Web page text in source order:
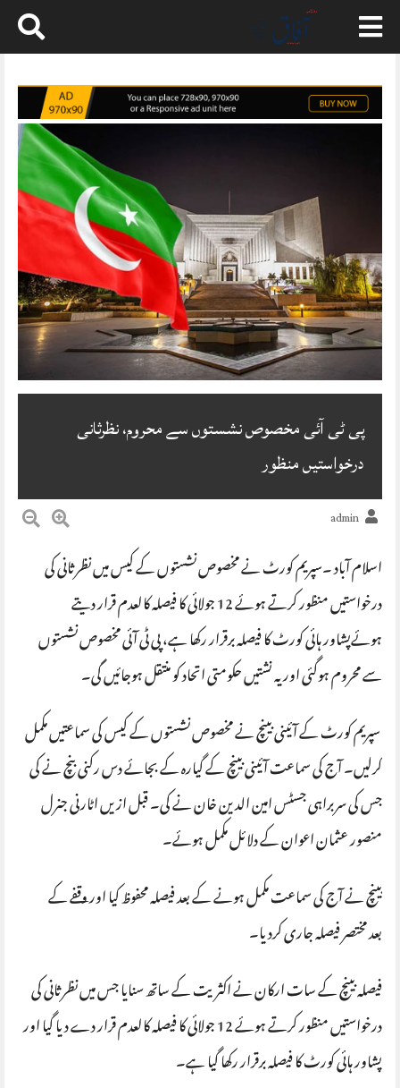
Skip
content
پی ٹی آئی مخصوص نشستوں سے محروم، نظرثانی
درخواستیں منظور
admin
اسلام آباد ۔سپریم کورٹ نے مخصوص نشستوں کے کیس میں نظرثانی کی
درخواستیں منظور کرتے ہوئے 12 جولائی کا فیصلہ کالعدم قرار دیتے
ہوئےپشاور ہائی کورٹ کا فیصلہ برقرار رکھا ہے، پی ٹی آئی مخصوص نشستوں
سے محروم ہوگئی اور یہ نشتیں حکومتی اتحاد کو منتقل ہوجائیں گی۔
سپریم کورٹ کے آئینی بینچ نے مخصوص نشستوں کے کیس کی سماعتیں مکمل
کرلیں۔ آج کی سماعت آئینی بینچ کے گیارہ کے بجائے دس رکنی بنچ نے کی
جس کی سربراہی جسٹس امین الدین خان نے کی۔ قبل ازیں اٹارنی جنرل
منصور عثمان اعوان کے دلائل مکمل ہوئے۔
بینچ نے آج کی سماعت مکمل ہونے کے بعد فیصلہ محفوظ کیا اور وقفے کے
بعد مختصر فیصلہ جاری کردیا۔
فیصلہ بینچ کے سات ارکان نے اکثریت کے ساتھ سنایا جس میں نظرثانی کی
درخواستیں منظور کرتے ہوئے 12 جولائی کا فیصلہ کالعدم قرار دے دیا گیا اور
پشاور ہائی کورٹ کا فیصلہ برقرار رکھا گیا ہے۔